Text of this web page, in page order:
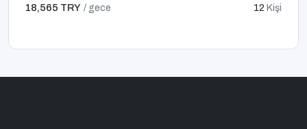
18,565 TRY / gece 12 Kişi